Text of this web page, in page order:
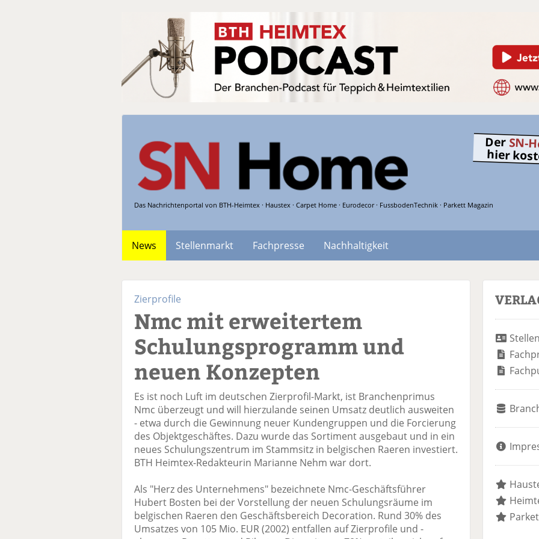
Das Nachrichtenportal von BTH-Heimtex · Haustex · Carpet Home · Eurodecor · FussbodenTechnik · Parkett Magazin
Der SN-
hier
News Stellenmarkt Fachpresse
Nachhaltigkeit
Zierprofile
Nmc mit erweitertem
Schulungsprogramm und
neuen Konzepten
Es ist noch Luft im deutschen Zierprofil-Markt, ist Branchenprimus
Nmc überzeugt und will hierzulande seinen Umsatz deutlich ausweiten
- etwa durch die Gewinnung neuer Kundengruppen und die Forcierung
des Objektgeschäftes. Dazu wurde das Sortiment ausgebaut und in ein
neues Schulungszentrum im Stammsitz in belgischen Raeren investiert.
BTH Heimtex-Redakteurin Marianne Nehm war dort.
Als "Herz des Unternehmens" bezeichnete Nmc-Geschäftsführer
Hubert Bosten bei der Vorstellung der neuen Schulungsräume im
belgischen Raeren den Geschäftsbereich Decoration. Rund 30% des
Umsatzes von 105 Mio. EUR (2002) entfallen auf Zierprofile und -